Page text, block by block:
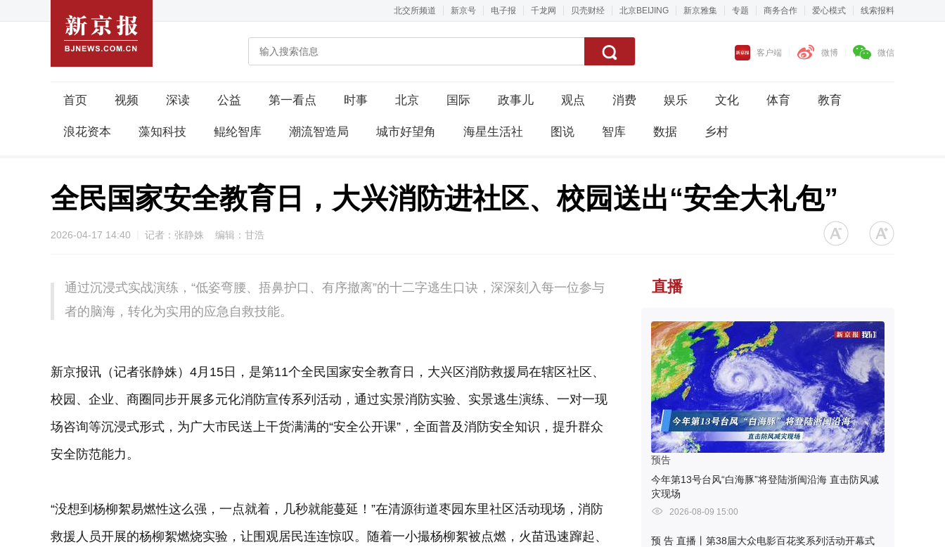
北交所频道 新京号 电子报 千龙网 贝壳财经 北京BEIJING 新京雅集 专题 商务合作 爱心模式 线索报料
客户端 微博 微信
首页 视频 深读 公益 第一看点 时事 北京 国际 政事儿 观点 消费 娱乐 文化 体育 教育
浪花资本 藻知科技 鲲纶智库 潮流智造局 城市好望角 海星生活社 图说 智库 数据 乡村
全民国家安全教育日，大兴消防进社区、校园送出“安全大礼包”
2026-04-17 14:40 记者：张静姝 编辑：甘浩
通过沉浸式实战演练，“低姿弯腰、捂鼻护口、有序撤离”的十二字逃生口诀，深深刻入每一位参与
者的脑海，转化为实用的应急自救技能。
新京报讯（记者张静姝）4月15日，是第11个全民国家安全教育日，大兴区消防救援局在辖区社区、
校园、企业、商圈同步开展多元化消防宣传系列活动，通过实景消防实验、实景逃生演练、一对一现
场咨询等沉浸式形式，为广大市民送上干货满满的“安全公开课”，全面普及消防安全知识，提升群众
安全防范能力。
“没想到杨柳絮易燃性这么强，一点就着，几秒就能蔓延！”在清源街道枣园东里社区活动现场，消防
救援人员开展的杨柳絮燃烧实验，让围观居民连连惊叹。随着一小撮杨柳絮被点燃，火苗迅速蹿起、
直播
预告
今年第13号台风“白海豚”将登陆浙闽沿海 直击防风减
灾现场
2026-08-09 15:00
预 告 直播丨第38届大众电影百花奖系列活动开幕式